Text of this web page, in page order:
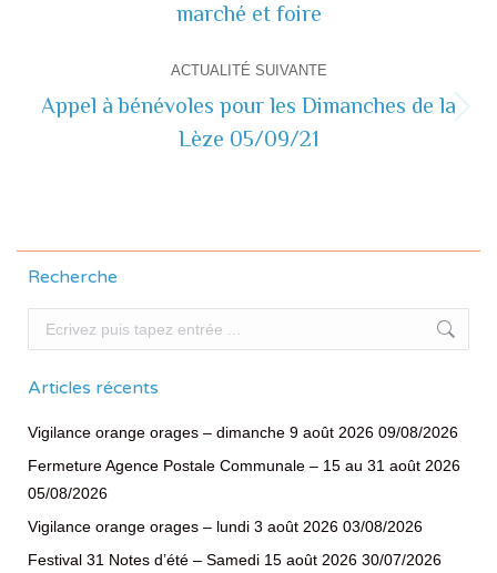
commentaire
précédente
marché et foire
ACTUALITÉ SUIVANTE
suivante
Appel à bénévoles pour les Dimanches de la
Lèze 05/09/21
Recherche
Recherche
Articles récents
Vigilance orange orages – dimanche 9 août 2026 09/08/2026
Fermeture Agence Postale Communale – 15 au 31 août 2026
05/08/2026
Vigilance orange orages – lundi 3 août 2026 03/08/2026
Festival 31 Notes d’été – Samedi 15 août 2026 30/07/2026